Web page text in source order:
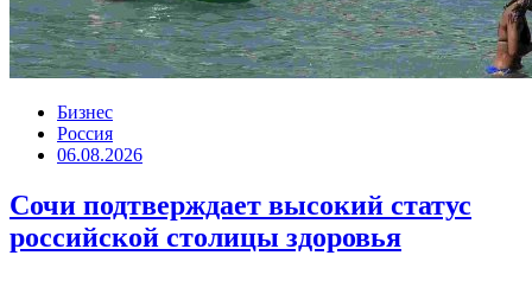
Бизнес
Россия
06.08.2026
Сочи подтверждает высокий статус
российской столицы здоровья